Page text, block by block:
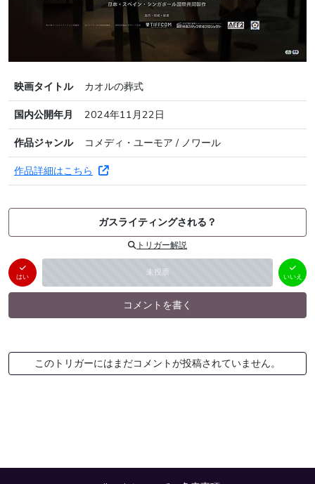
映画タイトル
カオルの葬式
国内公開年月
2024年11月22日
作品ジャンル
コメディ・ユーモア / ノワール
作品詳細はこちら
ガスライティングされる？
トリガー解説
はい 未投票
いいえ
（ 0件）
いいえ
コメントを書く
このトリガーにはまだコメントが投稿されていません。